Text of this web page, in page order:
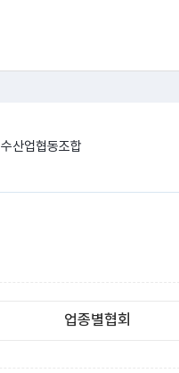
수산업협동조합
업종별협회